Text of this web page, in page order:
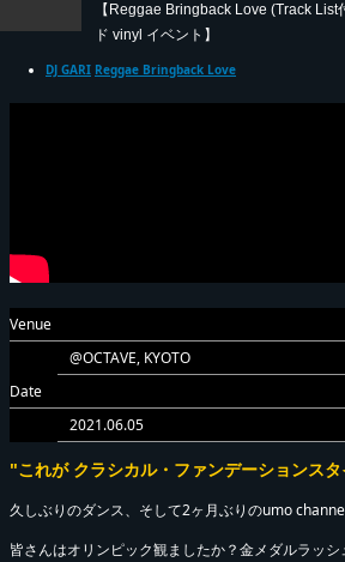
【Reggae Bringback Love (Track List
ド vinyl イベント】
DJ GARI Reggae Bringback Love
Venue
@OCTAVE, KYOTO
Date
2021.06.05
"これが クラシカル・ファンデーションス
久しぶりのダンス、そして2ヶ月ぶりのumo
皆さんはオリンピック観ましたか？金メダルラッシ